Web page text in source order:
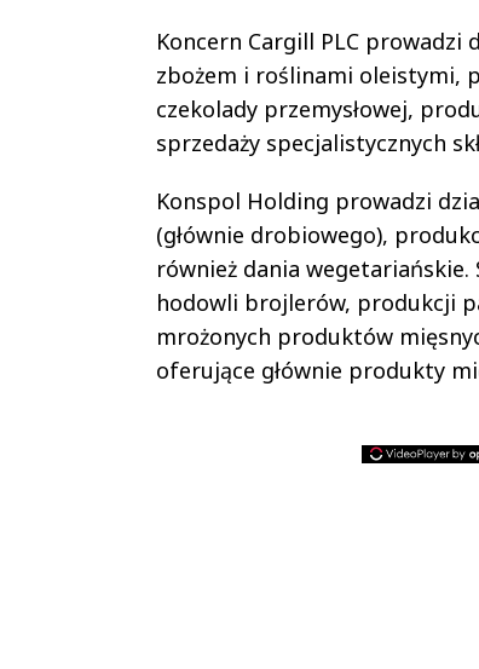
Koncern Cargill PLC prowadzi
zbożem i roślinami oleistymi,
czekolady przemysłowej,
sprzedaży specjalistycznych
Konspol Holding prowadzi
(głównie drobiowego),
również dania wegetariańskie.
hodowli brojlerów, produkcji
mrożonych produktów
oferujące głównie produkty